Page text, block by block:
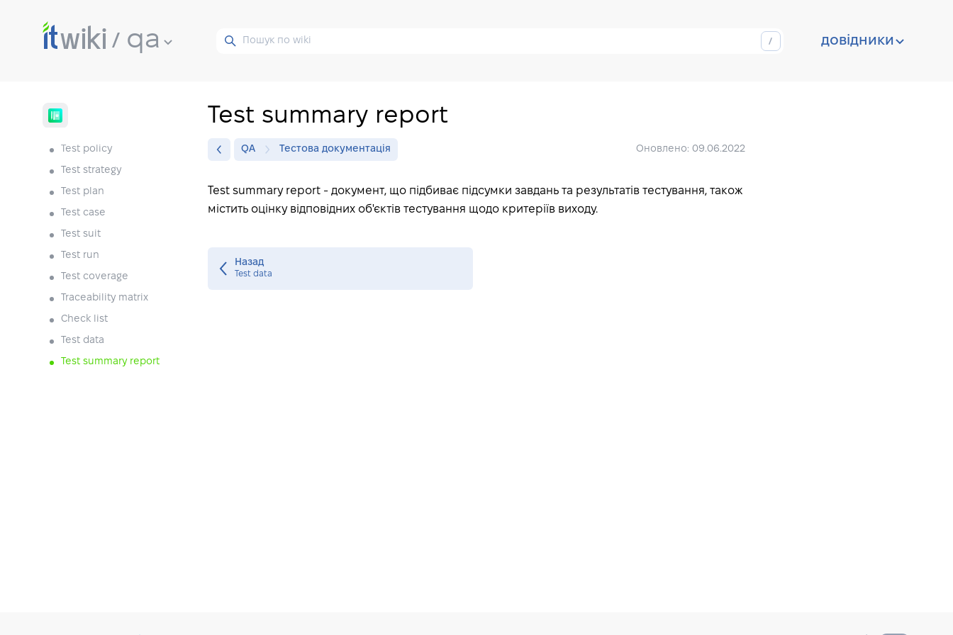
qa довідники
Test policy
Test strategy
Test plan
Test case
Test suit
Test run
Test coverage
Traceability matrix
Check list
Test data
Test summary report
Test summary report
QA Тестова документація Оновлено: 09.06.2022
Test summary report - документ, що підбиває підсумки завдань та результатів тестування, також
містить оцінку відповідних об'єктів тестування щодо критеріїв виходу.
Назад
Test data